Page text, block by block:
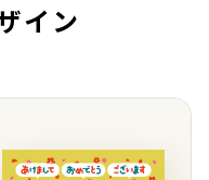
イン